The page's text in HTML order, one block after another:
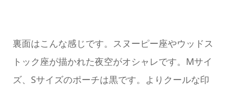
裏面はこんな感じです。スヌーピー座やウッドス
トック座が描かれた夜空がオシャレです。Mサイ
ズ、Sサイズのポーチは黒です。よりクールな印